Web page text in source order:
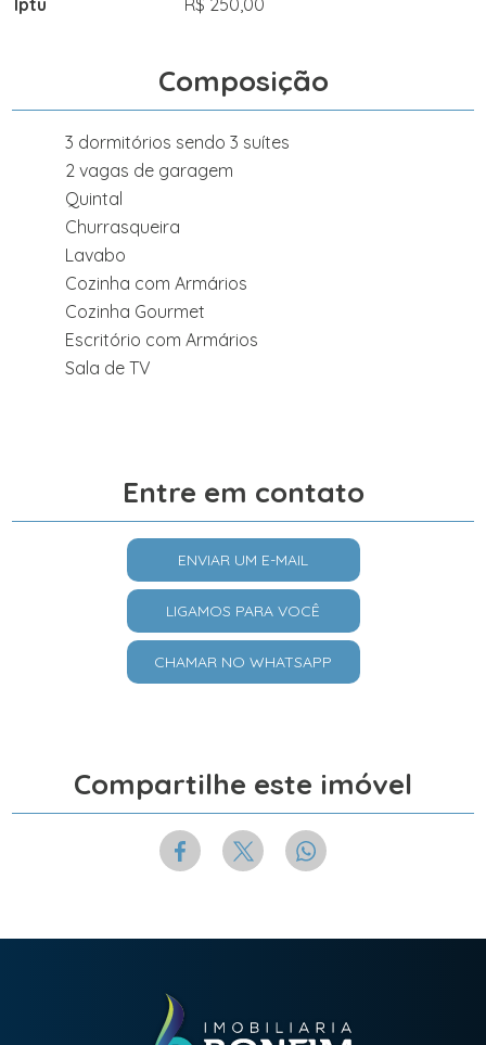
Iptu R$ 250,00
Composição
3 dormitórios sendo 3 suítes
2 vagas de garagem
Quintal
Churrasqueira
Lavabo
Cozinha com Armários
Cozinha Gourmet
Escritório com Armários
Sala de TV
Entre em contato
ENVIAR UM E-MAIL
LIGAMOS PARA VOCÊ
CHAMAR NO WHATSAPP
Compartilhe este imóvel